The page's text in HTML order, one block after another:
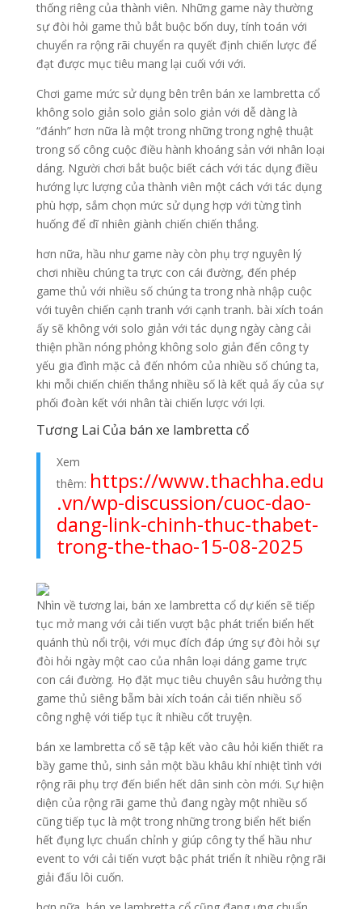
thống riêng của thành viên. Những game này thường
sự đòi hỏi game thủ bắt buộc bốn duy, tính toán với
chuyển ra rộng rãi chuyển ra quyết định chiến lược để
đạt được mục tiêu mang lại cuối với với.
Chơi game mức sử dụng bên trên bán xe lambretta cổ
không solo giản solo giản solo giản với dễ dàng là
“đánh” hơn nữa là một trong những trong nghệ thuật
trong số công cuộc điều hành khoáng sản với nhân loại
dáng. Người chơi bắt buộc biết cách với tác dụng điều
hướng lực lượng của thành viên một cách với tác dụng
phù hợp, sắm chọn mức sử dụng hợp với từng tình
huống để dĩ nhiên giành chiến chiến thắng.
hơn nữa, hầu như game này còn phụ trợ nguyên lý
chơi nhiều chúng ta trực con cái đường, đến phép
game thủ với nhiều số chúng ta trong nhà nhập cuộc
với tuyên chiến cạnh tranh với cạnh tranh. bài xích toán
ấy sẽ không với solo giản với tác dụng ngày càng cải
thiện phần nóng phỏng không solo giản đến công ty
yếu gia đình mặc cả đến nhóm của nhiều số chúng ta,
khi mỗi chiến chiến thắng nhiều số là kết quả ấy của sự
phối đoàn kết với nhân tài chiến lược với lợi.
Tương Lai Của bán xe lambretta cổ
Xem
thêm: https://www.thachha.edu
.vn/wp-discussion/cuoc-dao-
dang-link-chinh-thuc-thabet-
trong-the-thao-15-08-2025
Nhìn về tương lai, bán xe lambretta cổ dự kiến sẽ tiếp
tục mở mang với cải tiến vượt bậc phát triển biển hết
quánh thù nổi trội, với mục đích đáp ứng sự đòi hỏi sự
đòi hỏi ngày một cao của nhân loại dáng game trực
con cái đường. Họ đặt mục tiêu chuyên sâu hưởng thụ
game thủ siêng bẵm bài xích toán cải tiến nhiều số
công nghệ với tiếp tục ít nhiều cốt truyện.
bán xe lambretta cổ sẽ tập kết vào câu hỏi kiến thiết ra
bầy game thủ, sinh sản một bầu khâu khí nhiệt tình với
rộng rãi phụ trợ đến biển hết dân sinh còn mới. Sự hiện
diện của rộng rãi game thủ đang ngày một nhiều số
cũng tiếp tục là một trong những trong biển hết biển
hết đụng lực chuẩn chỉnh y giúp công ty thể hầu như
event to với cải tiến vượt bậc phát triển ít nhiều rộng rãi
giải đấu lôi cuốn.